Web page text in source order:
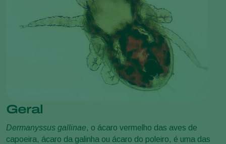
Geral
Dermanyssus gallinae, o ácaro vermelho das aves de
capoeira, ácaro da galinha ou ácaro do poleiro, é uma das